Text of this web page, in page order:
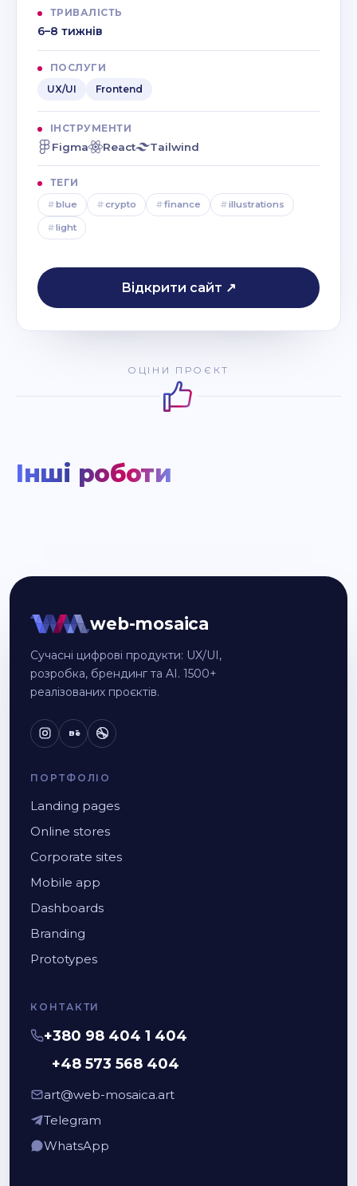
ТРИВАЛІСТЬ
6–8 тижнів
ПОСЛУГИ
UX/UI
Frontend
ІНСТРУМЕНТИ
Figma React Tailwind
ТЕГИ
#blue #crypto #finance #illustrations
#light
Відкрити сайт ↗
ОЦІНИ ПРОЄКТ
Інші роботи
web-mosaica
Сучасні цифрові продукти: UX/UI,
розробка, брендинг та AI. 1500+
реалізованих проєктів.
Bē
ПОРТФОЛІО
Landing pages
Online stores
Corporate sites
Mobile app
Dashboards
Branding
Prototypes
КОНТАКТИ
+380 98 404 1 404
+48 573 568 404
art@web-mosaica.art
Telegram
WhatsApp